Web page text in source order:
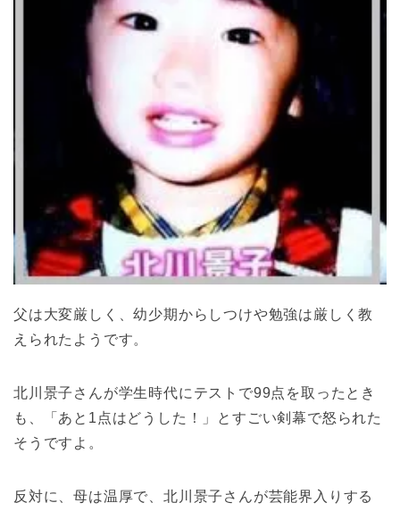
父は大変厳しく、幼少期からしつけや勉強は厳しく教
えられたようです。
北川景子さんが学生時代にテストで99点を取ったとき
も、「あと1点はどうした！」とすごい剣幕で怒られた
そうですよ。
反対に、母は温厚で、北川景子さんが芸能界入りする